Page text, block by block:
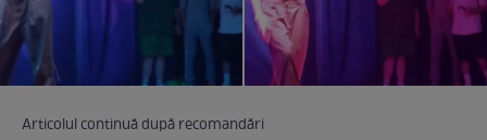
Articolul continuă după recomandări